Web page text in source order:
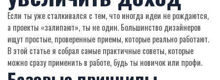
Если ты уже сталкивался с тем, что иногда идеи не рождаются,
а проекты «залипают», ты не один. Большинство дизайнеров
ищут простые, проверенные приемы, которые реально работают.
В этой статье я собрал самые практичные советы, которые
можно сразу применить в работе, будь ты новичок или профи.